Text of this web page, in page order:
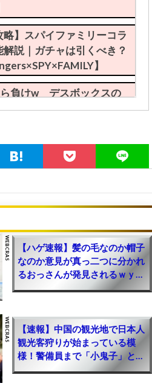
略】スパイファミリーコラ
説｜ガチャは引くべき？
】
ら負けw デスボックスの
【エーペックスレジェン
】エイムアシスト自
(裏技導入方法)｜PS4・
トを使わせるチートがヤ
とめ速報攻略】
ムアシスト自動チートツ
方法)｜PS4・PS5・
応【エーペックスレジェ
ュエルを無料でチート級
簡単に無課金で廃課金レ
するやり方【勝利の女神
【ハゲ速報】髪の毛なのか帽子
なのか意見が真っ二つに分かれ
るおっさんが発見されるｗｙｗ
ｙｗｙ
【速報】中国の観光地で日本人
観光客狩りが始まっている模
様！警備員まで「小鬼子」と加
勢する異常事態・・・